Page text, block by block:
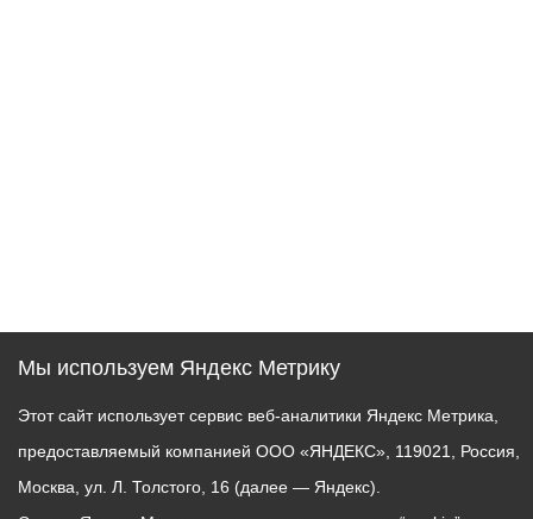
Мы используем Яндекс Метрику
Этот сайт использует сервис веб-аналитики Яндекс Метрика,
предоставляемый компанией ООО «ЯНДЕКС», 119021, Россия,
Москва, ул. Л. Толстого, 16 (далее — Яндекс).